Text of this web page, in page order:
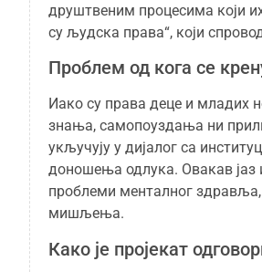
друштвеним процесима који
су људска права“, који
Проблем од кога се
Иако су права деце и младих
знања, самопоуздања ни
укључују у дијалог са
доношења одлука. Овакав јаз
проблеми менталног
мишљења.
Како је пројекат